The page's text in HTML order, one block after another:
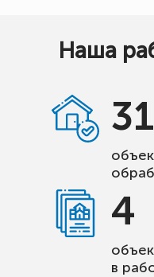
Наша
31
4
в